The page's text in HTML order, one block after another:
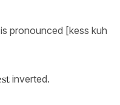
pronounced [kess kuh
inverted.